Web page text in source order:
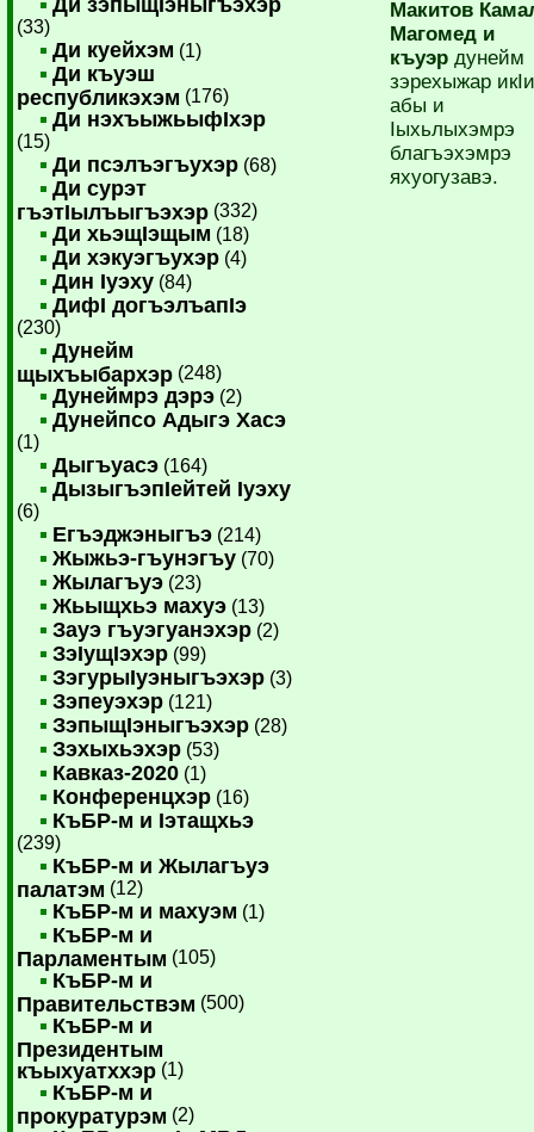
(33)
Ди куейхэм (1)
Ди къуэш
республикэхэм (176)
Ди нэхъыжьыфIхэр
(15)
Ди псэлъэгъухэр (68)
Ди сурэт
гъэтIылъыгъэхэр (332)
Ди хьэщIэщым (18)
Ди хэкуэгъухэр (4)
Дин Iуэху (84)
ДифI догъэлъапIэ
(230)
Дунейм
щыхъыбархэр (248)
Дунеймрэ дэрэ (2)
Дунейпсо Адыгэ Хасэ
(1)
Дыгъуасэ (164)
ДызыгъэпIейтей Iуэху
(6)
Егъэджэныгъэ (214)
Жыжьэ-гъунэгъу (70)
Жылагъуэ (23)
Жьыщхьэ махуэ (13)
Зауэ гъуэгуанэхэр (2)
ЗэIущIэхэр (99)
ЗэгурыIуэныгъэхэр (3)
Зэпеуэхэр (121)
ЗэпыщIэныгъэхэр (28)
Зэхыхьэхэр (53)
Кавказ-2020 (1)
Конференцхэр (16)
КъБР-м и Iэтащхьэ
(239)
КъБР-м и Жылагъуэ
палатэм (12)
КъБР-м и махуэм (1)
КъБР-м и
Парламентым (105)
КъБР-м и
Правительствэм (500)
КъБР-м и
Президентым
къыхуатххэр (1)
КъБР-м и
прокуратурэм (2)
Макитов
Магомед и
къуэр дунейм
зэрехыжар
абы и
Iыхьлыхэмрэ
благъэхэмрэ
яхуогузавэ.